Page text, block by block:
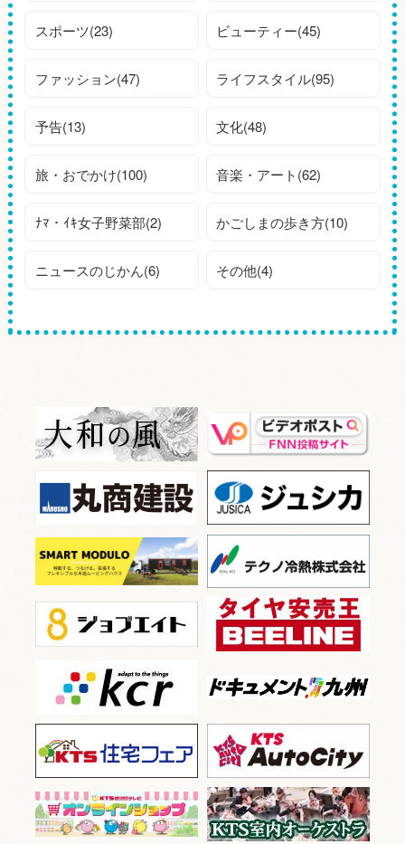
スポーツ(23) ビューティー(45)
ファッション(47) ライフスタイル(95)
予告(13) 文化(48)
旅・おでかけ(100) 音楽・アート(62)
ﾅﾏ・ｲｷ女子野菜部(2) かごしまの歩き方(10)
ニュースのじかん(6) その他(4)